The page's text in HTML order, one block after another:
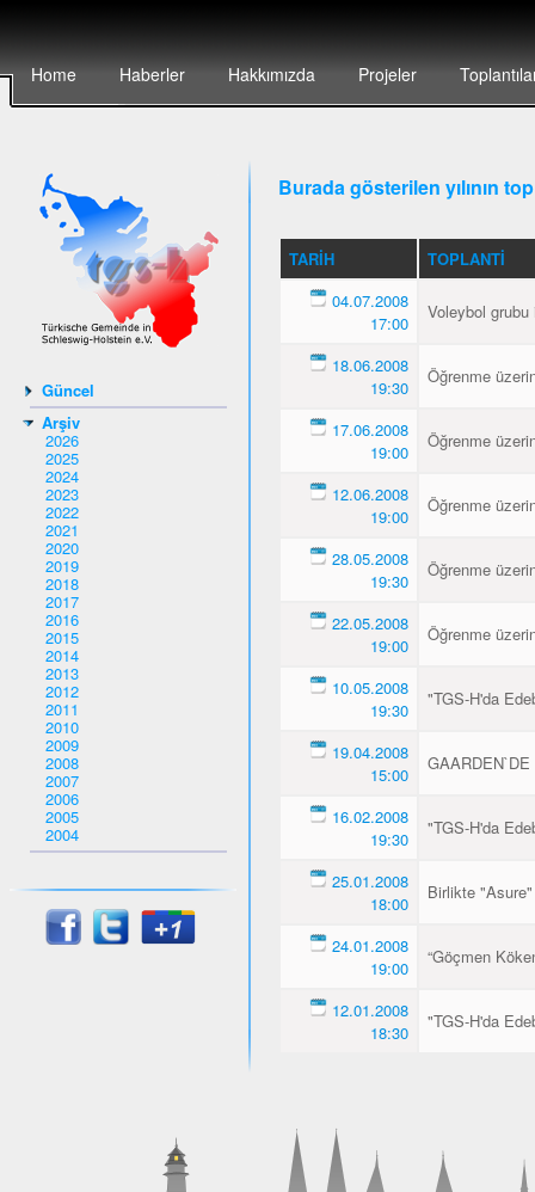
Home Haberler Hakkımızda Projeler
Güncel
Arşiv
2026
2025
2024
2023
2022
2021
2020
2019
2018
2017
2016
2015
2014
2013
2012
2011
2010
2009
2008
2007
2006
2005
2004
Burada gösterilen yılının
TARIH
TOPLANTI
04.07.2008
17:00
Voleybol grubu
18.06.2008
19:30
Öğrenme
17.06.2008
19:00
Öğrenme
12.06.2008
19:00
Öğrenme
28.05.2008
19:30
Öğrenme
22.05.2008
19:00
Öğrenme
10.05.2008
19:30
"TGS-H'da
19.04.2008
15:00
16.02.2008
19:30
"TGS-H'da
25.01.2008
18:00
Birlikte "Asure"
24.01.2008
19:00
“Göçmen
12.01.2008
18:30
"TGS-H'da